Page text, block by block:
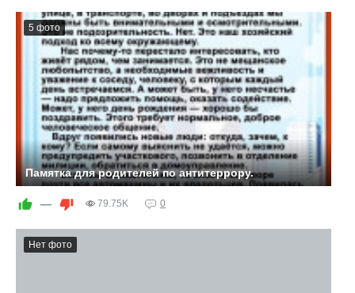
5 фото
Памятка для родителей по антитеррору.
— 79.75K 0
Нет фото